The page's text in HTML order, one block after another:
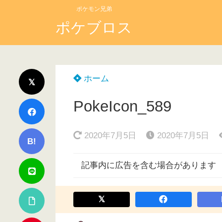
ポケモン兄弟
ポケブロス
B!
ホーム
PokeIcon_589
2020年7月5日 2020年7月5日
記事内に広告を含む場合があります